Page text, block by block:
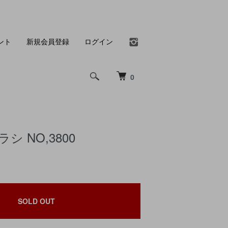
0
ト 新規会員登録 ログイン
シ NO,3800
SOLD OUT